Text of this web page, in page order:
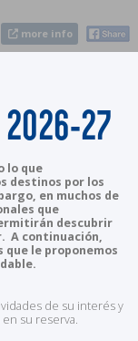
more info
2026-27
lo que
destinos por los
en muchos de
que
descubrir
A continuación,
le proponemos
de su interés y
su reserva.